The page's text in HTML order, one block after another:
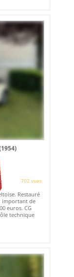
702 vues
Restauré
important de
euros. CG
technique